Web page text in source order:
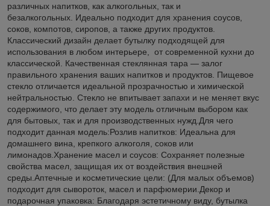
различных напитков, как алкогольных, так и
безалкогольных. Идеально подходит для хранения соусов,
соков, компотов, сиропов, а также других продуктов.
Классический дизайн делает бутылку подходящей для
использования в любом интерьере, от современной кухни до
классической. Качественная стеклянная тара — залог
правильного хранения ваших напитков и продуктов. Пищевое
стекло отличается идеальной прозрачностью и химической
нейтральностью. Стекло не впитывает запахи и не меняет вкус
содержимого, что делает эту модель отличным выбором как
для бытовых, так и для производственных нужд.Для чего
подходит данная модель:Розлив напитков: Идеальна для
домашнего вина, крепкого алкоголя, соков или
лимонадов.Хранение масел и соусов: Сохраняет полезные
свойства масел, защищая их от воздействия внешней
среды.Аптечные и косметические цели: (Для малых объемов)
подходит для сывороток, масел и парфюмерии.Декор и
подарочная упаковка: Благодаря эстетичному виду, бутылка